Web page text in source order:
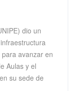
dio un
avanzar en
Aulas y el
su sede de